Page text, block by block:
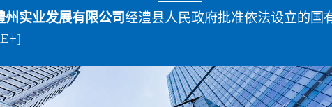
州实业发展有限公司经澧县人民政府批准依法设立的国